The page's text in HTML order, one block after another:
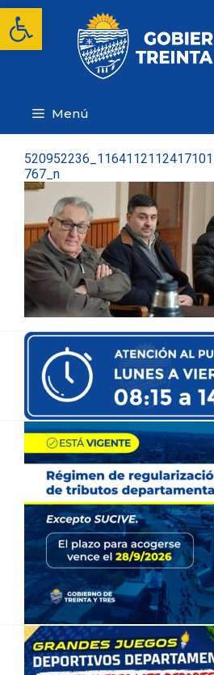
Abrir barra de
Saltar
contenido
Menú
767_n